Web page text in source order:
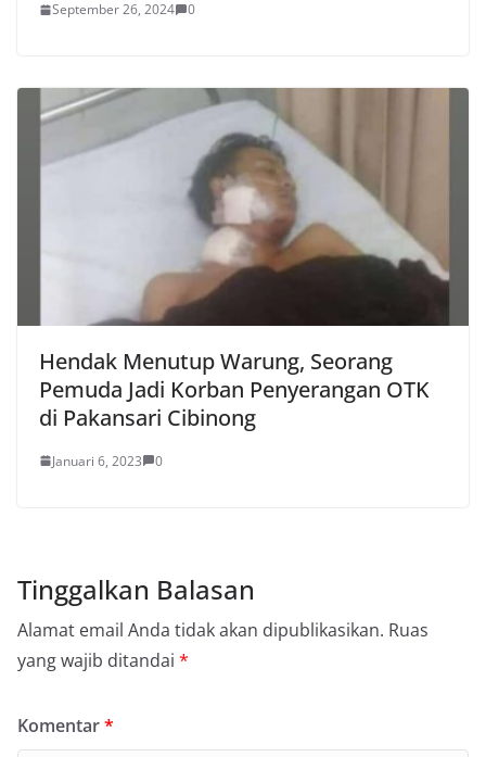
September 26, 2024 0
Hendak Menutup Warung, Seorang
Pemuda Jadi Korban Penyerangan OTK
di Pakansari Cibinong
Januari 6, 2023 0
Tinggalkan Balasan
Alamat email Anda tidak akan dipublikasikan. Ruas
yang wajib ditandai *
Komentar*